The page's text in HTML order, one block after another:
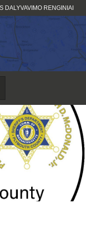
DALYVAVIMO RENGINIAI